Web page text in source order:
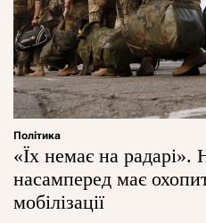
Політика
«Їх немає на радарі».
насамперед має
мобілізації